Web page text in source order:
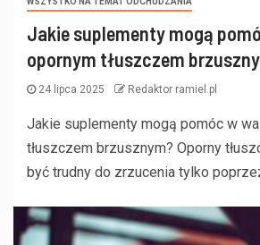
Jakie suplementy mogą
opornym tłuszczem
24 lipca 2025 Redaktor ramiel.pl
Jakie suplementy mogą pomóc w
tłuszczem brzusznym? Oporny
być trudny do zrzucenia tylko